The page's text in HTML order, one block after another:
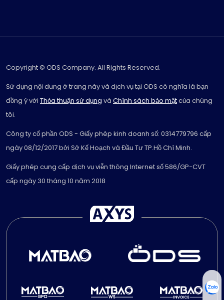
Copyright © ODS Company. All Rights Reserved.
Sử dụng nội dung ở trang này và dịch vụ tại ODS có nghĩa là bạn
đồng ý với Thỏa thuận sử dụng và Chính sách bảo mậtcủa chúng
tôi.
Công ty cổ phần ODS - Giấy phép kinh doanh số: 0314779796 cấp
ngày 08/12/2017 bởi Sở Kế Hoạch và Đầu Tư TP.Hồ Chí Minh.
Giấy phép cung cấp dịch vụ viễn thông Internet số 586/GP-CVT
cấp ngày 30 tháng 10 năm 2018